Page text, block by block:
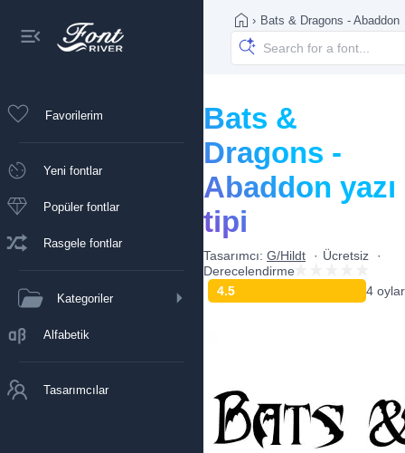
Favorilerim
Yeni fontlar
Popüler fontlar
Rasgele fontlar
Kategoriler
Alfabetik
Tasarımcılar
› Bats & Dragons - Abaddon
Bats &
Dragons -
Abaddon yazı
tipi
Tasarımcı: G/Hildt
Ücretsiz
Derecelendirme
4.5
4 oylar